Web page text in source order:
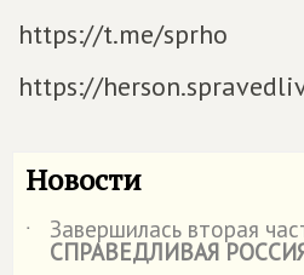
https://t.me/sprho
https://
Новости
˙ Завершилась вторая
СПРАВЕДЛИВАЯ